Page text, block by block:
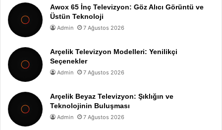
Awox 65 İnç Televizyon: Göz Alıcı Görüntü ve
Üstün Teknoloji
Admin 7 Ağustos 2026
Arçelik Televizyon Modelleri: Yenilikçi
Seçenekler
Admin 7 Ağustos 2026
Arçelik Beyaz Televizyon: Şıklığın ve
Teknolojinin Buluşması
Admin 7 Ağustos 2026